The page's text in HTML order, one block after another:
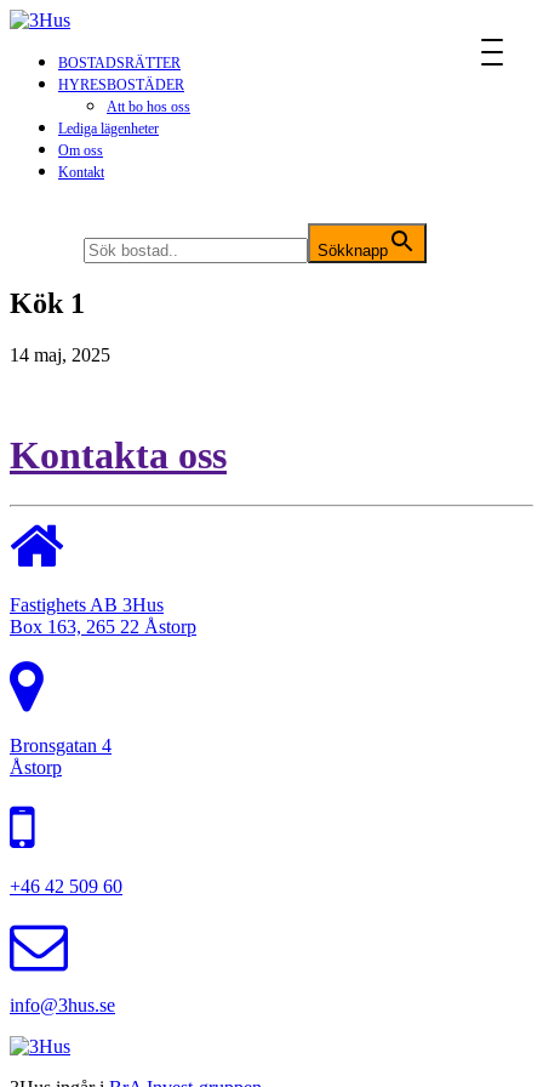
BOSTADSRÄTTER
HYRESBOSTÄDER
Att bo hos oss
Lediga lägenheter
Om oss
Kontakt
Sökknapp
Kök 1
14 maj, 2025
Kontakta oss
Fastighets AB 3Hus
Box 163, 265 22 Åstorp
Bronsgatan 4
Åstorp
+46 42 509 60
info@3hus.se